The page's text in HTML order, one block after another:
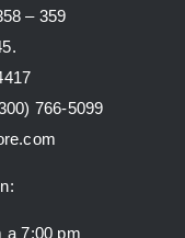
– 359
766-5099
a 7:00 pm